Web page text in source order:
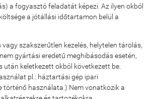
a fogyasztó feladatát képezi. Az ilyen okból
a jótállási időtartamon belül a
szakszerűtlen kezelés, helytelen tárolás,
gyártási eredetű meghibásodás esetén,
után keletkezett okból következett be.
pl.: háztartási gép ipari
történő használata.) Nem vonatkozik a